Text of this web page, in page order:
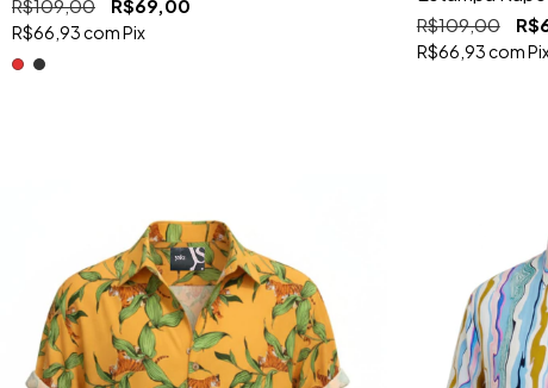
R$109,00 R$69,00
R$66,93comPix R$109,00
R$66,93com